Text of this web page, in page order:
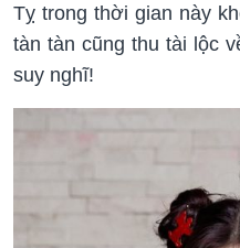
Tỵ trong thời gian này
tàn tàn cũng thu tài lộc
suy nghĩ!